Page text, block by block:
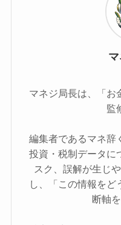
マネジ局長は、「お
監
編集者であるマネ辞
投資・税制データに
スク、誤解が生じ
し、「この情報をど
断軸